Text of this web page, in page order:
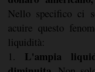
Nello specifico ci
acuire questo
liquidità:
1. L'ampia